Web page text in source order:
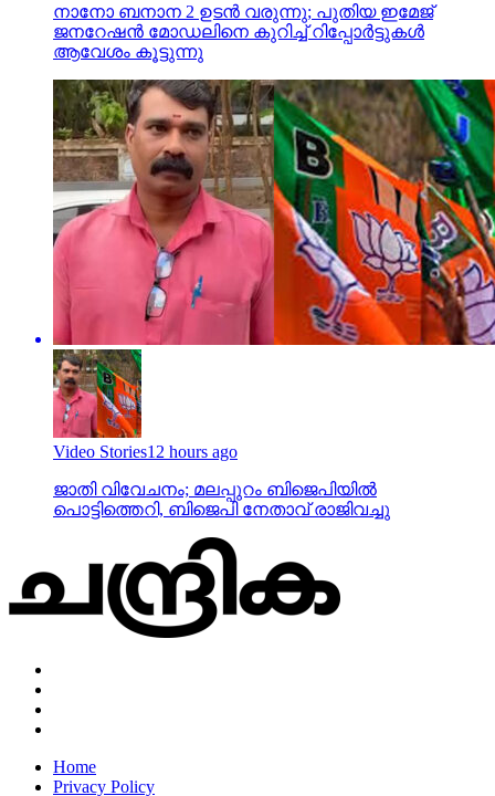
നാനോ ബനാന 2 ഉടന്‍ വരുന്നു; പുതിയ ഇമേജ്
ജനറേഷന്‍ മോഡലിനെ കുറിച്ച് റിപ്പോര്‍ട്ടുകള്‍
ആവേശം കൂട്ടുന്നു
Video Stories12 hours ago
ജാതി വിവേചനം; മലപ്പുറം ബിജെപിയില്‍
പൊട്ടിത്തെറി, ബിജെപി നേതാവ് രാജിവച്ചു
Home
Privacy Policy